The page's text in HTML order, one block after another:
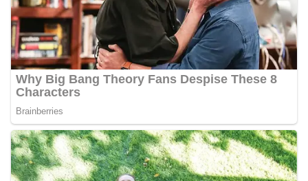
situasi Kamtibmas yang aman dan kondusif,
sekaligus menumbuhkan semangat nasionalisme
warga dalam menyambut Hari Kemerdekaan RI.
Percepat Penanganan Infrastruktur Kota Medan,
Dinas SDABMBK Perkuat Sinergi dengan
Kecamatan
Ketua DPRD Medan Terima Silaturahmi Kapolres
Belawan, Bahas Narkoba, Kriminalitas hingga
Potensi Ekonomi
Bhabinkamtibmas Polsek Medan Sunggal
Sambangi Warga Kelurahan Sunggal, Ingatkan
Pemasangan Bendera Merah Putih Jelang HUT
Kemerdekaan RI‎‎Medan, 5 Agustus 2026 — Dalam